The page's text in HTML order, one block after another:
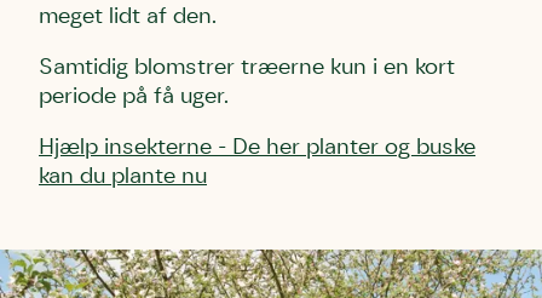
meget lidt af den.
Samtidig blomstrer træerne kun i en kort
periode på få uger.
Hjælp insekterne - De her planter og buske
kan du plante nu